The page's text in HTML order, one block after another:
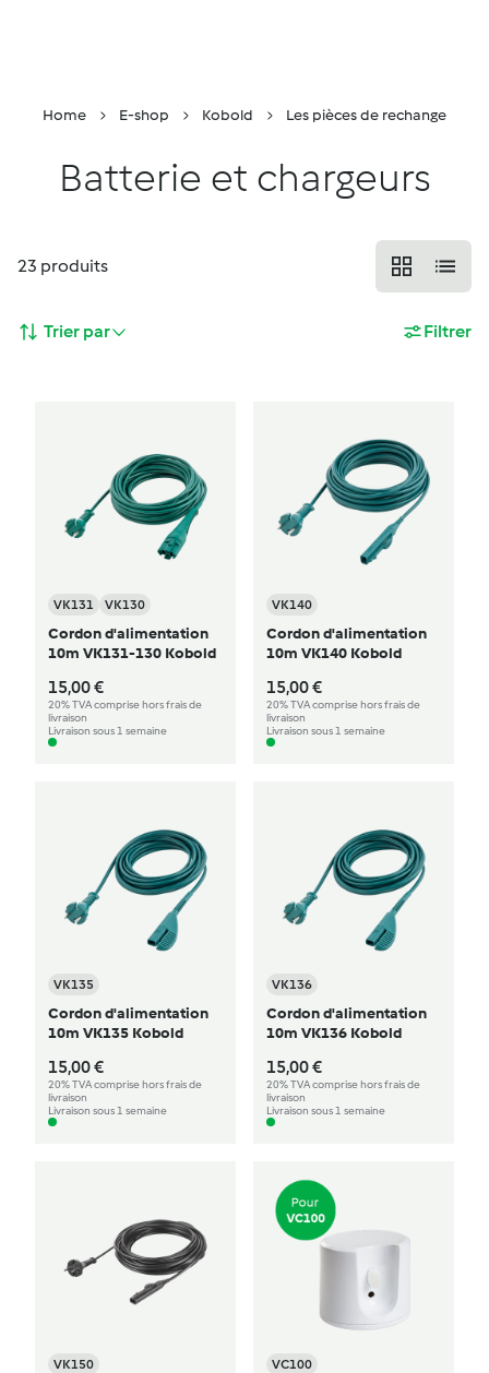
Home E-shop Kobold Les pièces de rechange
Batterie et chargeurs
23 produits
Trier par Filtrer
VK131 VK130
Cordon d'alimentation
10m VK131-130 Kobold
15,00 €
20% TVA comprise hors frais de
livraison
Livraison sous 1 semaine
VK140
Cordon d'alimentation
10m VK140 Kobold
15,00 €
20% TVA comprise hors frais de
livraison
Livraison sous 1 semaine
VK135
Cordon d'alimentation
10m VK135 Kobold
15,00 €
20% TVA comprise hors frais de
livraison
Livraison sous 1 semaine
VK136
Cordon d'alimentation
10m VK136 Kobold
15,00 €
20% TVA comprise hors frais de
livraison
Livraison sous 1 semaine
VK150 VC100